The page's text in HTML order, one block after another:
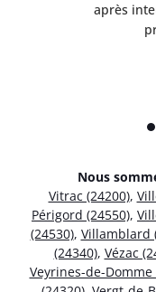
après
Nous
Vitrac (24200),
Périgord (24550),
(24530), Villamblard
(24340), Vézac
Veyrines-de-Domme